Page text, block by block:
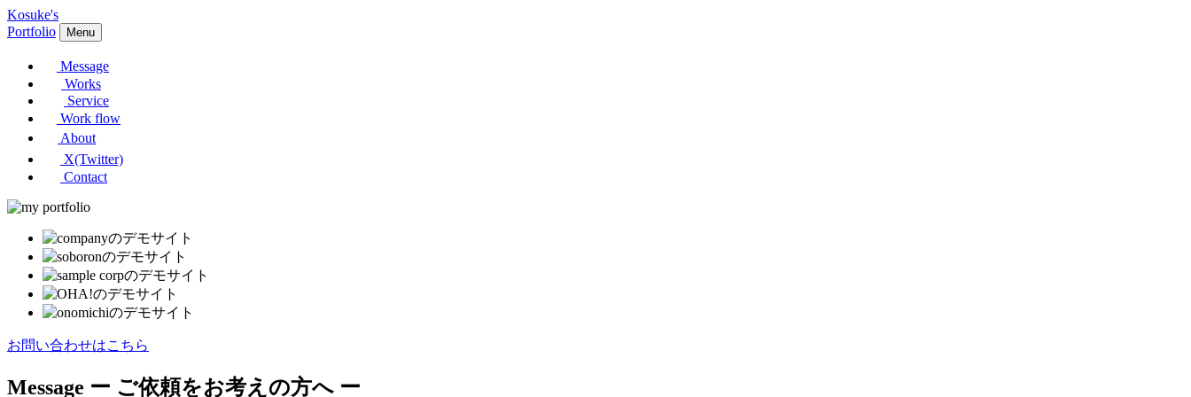
Kosuke's
Portfolio
Menu
Message
Works
Service
Work flow
About
X(Twitter)
Contact
お問い合わせはこちら
Message ー ご依頼をお考えの方へ ー